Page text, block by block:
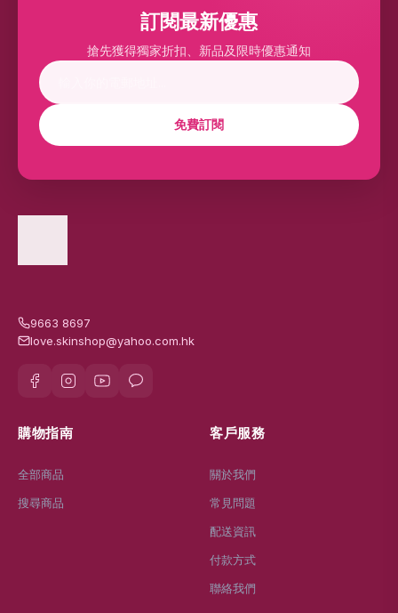
訂閱最新優惠
搶先獲得獨家折扣、新品及限時優惠通知
免費訂閱
9663 8697
love.skinshop@yahoo.com.hk
購物指南
全部商品
搜尋商品
客戶服務
關於我們
常見問題
配送資訊
付款方式
聯絡我們